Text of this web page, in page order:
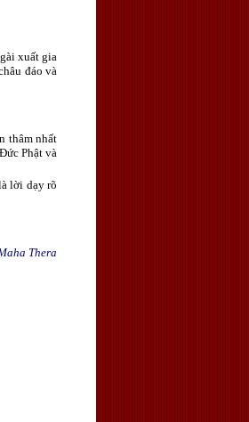
xuất gia
đáo và
thâm nhất
Phật và
lời dạy rõ
Thera